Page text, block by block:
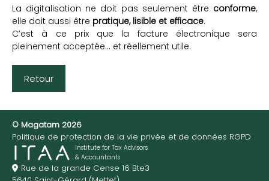
La digitalisation ne doit pas seulement être conforme,
elle doit aussi être pratique, lisible et efficace.
C’est à ce prix que la facture électronique sera
pleinement acceptée… et réellement utile.
Retour
© Magatam 2026
Politique de protection de la vie privée et de données RGPD
Institute for Tax Advisors
& Accountants
Rue de la grande Cense 16 Bte3